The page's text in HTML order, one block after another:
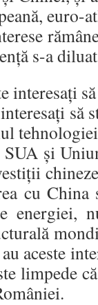
euro-
s-a
interesați
să
și
cu
energiei,
aceste
limpede